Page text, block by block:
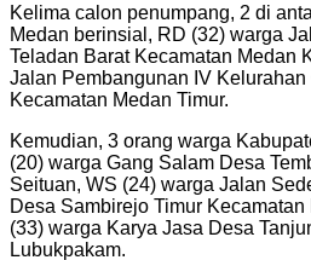
Kelima calon penumpang, 2 di
Medan berinsial, RD (32) warga
Teladan Barat Kecamatan Medan
Jalan Pembangunan IV Kelurahan
Kecamatan Medan Timur.
Kemudian, 3 orang warga
(20) warga Gang Salam Desa
Seituan, WS (24) warga Jalan
Desa Sambirejo Timur
(33) warga Karya Jasa Desa
Lubukpakam.